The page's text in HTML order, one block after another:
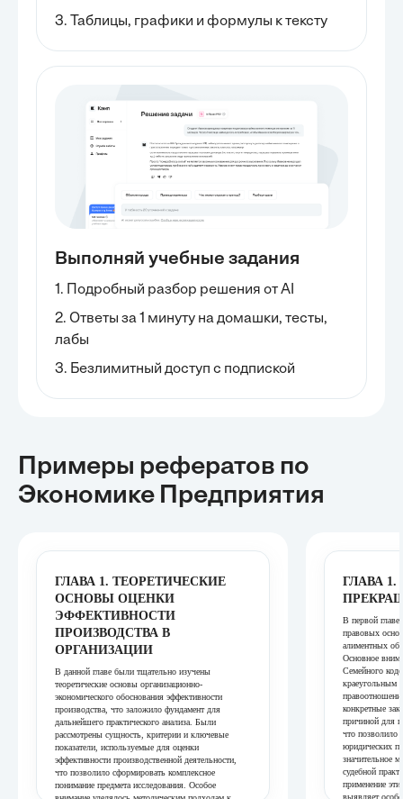
3. Таблицы, графики и формулы к тексту
Выполняй учебные задания
1. Подробный разбор решения от AI
2. Ответы за 1 минуту на домашки, тесты,
лабы
3. Безлимитный доступ с подпиской
Примеры рефератов по
Экономике Предприятия
ГЛАВА 1. ТЕОРЕТИЧЕСКИЕ
ОСНОВЫ ОЦЕНКИ
ЭФФЕКТИВНОСТИ
ПРОИЗВОДСТВА В
ОРГАНИЗАЦИИ
В данной главе были тщательно изучены
теоретические основы организационно-
экономического обоснования эффективности
производства, что заложило фундамент для
дальнейшего практического анализа. Были
рассмотрены сущность, критерии и ключевые
показатели, используемые для оценки
эффективности производственной деятельности,
что позволило сформировать комплексное
понимание предмета исследования. Особое
ГЛАВА
В первой главе
правовых
алиментных
Основное
Семейного
краеугольным
конкретные
причиной для
что позволило
юридических
значительное
судебной
применение
выявляет